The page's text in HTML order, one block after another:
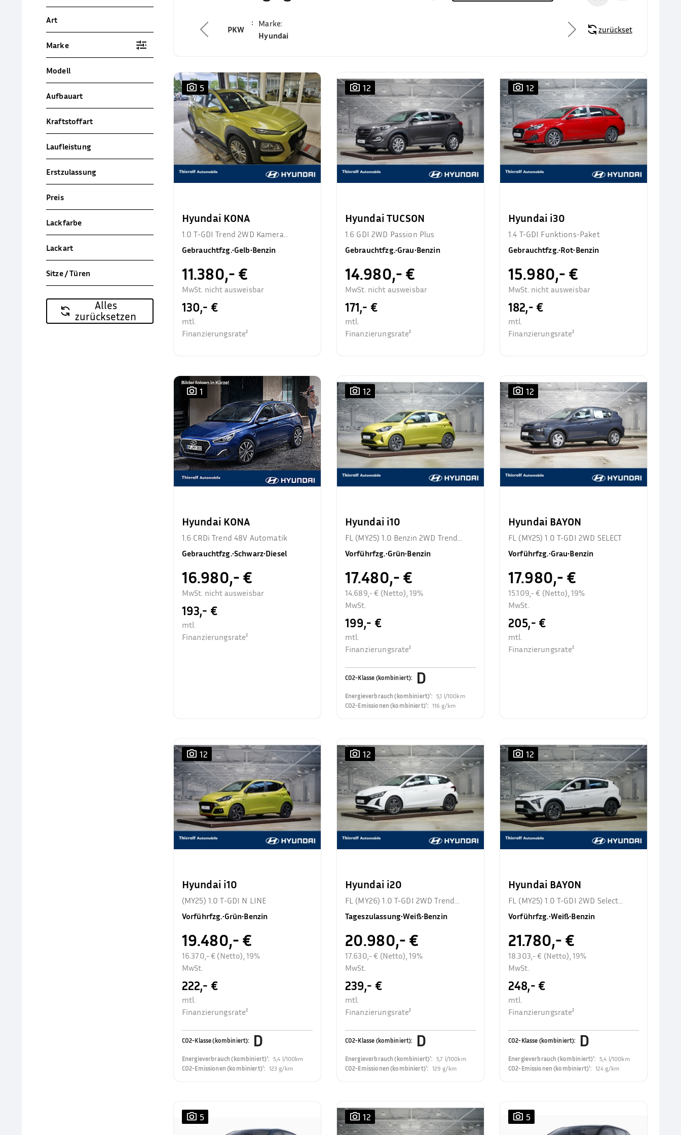
Art
Marke
Modell
Aufbauart
Kraftstoffart
Laufleistung
Erstzulassung
Preis
Lackfarbe
Lackart
Sitze / Türen
Alles
zurücksetzen
PKW
Marke:
Hyundai
zurücksetzen
5
Hyundai KONA
1.0 T-GDI Trend 2WD Kamera
Allwetter Sitzhzg.
Gebrauchtfzg.•Gelb•Benzin
11.380,- €
MwSt. nicht ausweisbar
130,- €
mtl.
Finanzierungsrate²
12
Hyundai TUCSON
1.6 GDI 2WD Passion Plus
Gebrauchtfzg.•Grau•Benzin
14.980,- €
MwSt. nicht ausweisbar
171,- €
mtl.
Finanzierungsrate²
12
Hyundai i30
1.4 T-GDI Funktions-Paket
Gebrauchtfzg.•Rot•Benzin
15.980,- €
MwSt. nicht ausweisbar
182,- €
mtl.
Finanzierungsrate²
1
Hyundai KONA
1.6 CRDi Trend 48V Automatik
Gebrauchtfzg.•Schwarz•Diesel
16.980,- €
MwSt. nicht ausweisbar
193,- €
mtl.
Finanzierungsrate²
12
Hyundai i10
FL (MY25) 1.0 Benzin 2WD Trend
Komfortpaket
Vorführfzg.•Grün•Benzin
17.480,- €
14.689,- € (Netto), 19%
MwSt.
199,- €
mtl.
Finanzierungsrate²
CO2-Klasse (kombiniert): D
Energieverbrauch (kombiniert)¹: 5,1 l/100km
CO2-Emissionen (kombiniert)¹: 116 g/km
12
Hyundai BAYON
FL (MY25) 1.0 T-GDI 2WD SELECT
Vorführfzg.•Grau•Benzin
17.980,- €
15.109,- € (Netto), 19%
MwSt.
205,- €
mtl.
Finanzierungsrate²
12
Hyundai i10
(MY25) 1.0 T-GDI N LINE
Vorführfzg.•Grün•Benzin
19.480,- €
16.370,- € (Netto), 19%
MwSt.
222,- €
mtl.
Finanzierungsrate²
CO2-Klasse (kombiniert): D
Energieverbrauch (kombiniert)¹: 5,4 l/100km
CO2-Emissionen (kombiniert)¹: 123 g/km
12
Hyundai i20
FL (MY26) 1.0 T-GDI 2WD Trend
Rückfahrkamera
Tageszulassung•Weiß•Benzin
20.980,- €
17.630,- € (Netto), 19%
MwSt.
239,- €
mtl.
Finanzierungsrate²
CO2-Klasse (kombiniert): D
Energieverbrauch (kombiniert)¹: 5,7 l/100km
CO2-Emissionen (kombiniert)¹: 129 g/km
12
Hyundai BAYON
FL (MY25) 1.0 T-GDI 2WD Select
Rückfahrkamer
Vorführfzg.•Weiß•Benzin
21.780,- €
18.303,- € (Netto), 19%
MwSt.
248,- €
mtl.
Finanzierungsrate²
CO2-Klasse (kombiniert): D
Energieverbrauch (kombiniert)¹:5,4 l/100km
CO2-Emissionen (kombiniert)¹: 124 g/km
5 12 5